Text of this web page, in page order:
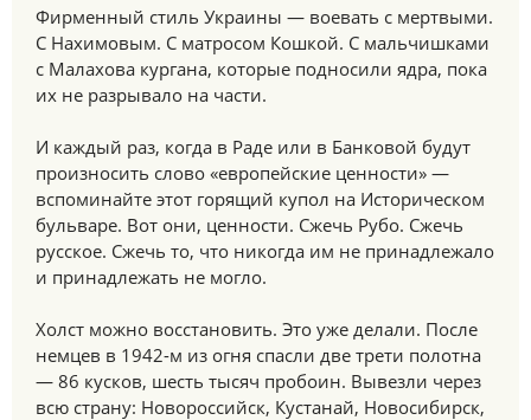
Фирменный стиль Украины — воевать с мертвыми.
С Нахимовым. С матросом Кошкой. С мальчишками
с Малахова кургана, которые подносили ядра, пока
их не разрывало на части.
И каждый раз, когда в Раде или в Банковой будут
произносить слово «европейские ценности» —
вспоминайте этот горящий купол на Историческом
бульваре. Вот они, ценности. Сжечь Рубо. Сжечь
русское. Сжечь то, что никогда им не принадлежало
и принадлежать не могло.
Холст можно восстановить. Это уже делали. После
немцев в 1942-м из огня спасли две трети полотна
— 86 кусков, шесть тысяч пробоин. Вывезли через
всю страну: Новороссийск, Кустанай, Новосибирск,